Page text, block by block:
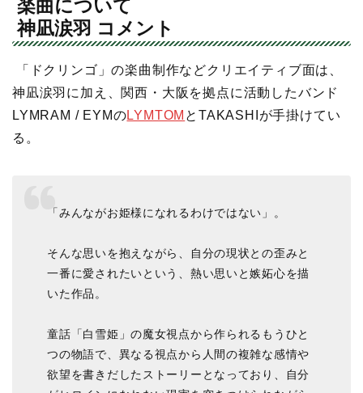
楽曲について
神凪涙羽 コメント
「ドクリンゴ」の楽曲制作などクリエイティブ面は、
神凪涙羽に加え、関西・大阪を拠点に活動したバンド
LYMRAM / EYMのLYMTOM とTAKASHIが手掛けてい
る。
「みんながお姫様になれるわけではない」。
そんな思いを抱えながら、自分の現状との歪みと
一番に愛されたいという、熱い思いと嫉妬心を描
いた作品。
童話「白雪姫」の魔女視点から作られるもうひと
つの物語で、異なる視点から人間の複雑な感情や
欲望を書きだしたストーリーとなっており、自分